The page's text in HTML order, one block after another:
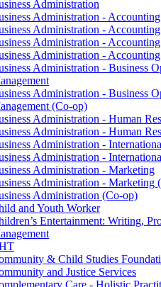
Administration
Administration - Accounting
Administration - Accounting
Administration - Accounting
Administration -
Administration - Business
Administration - Business
(Co-op)
Administration - Human
Administration - Human
Administration -
Administration -
Administration - Marketing
Administration - Marketing
Administration (Co-op)
and Youth Worker
Entertainment: Writing,
& Child Studies
and Justice Services
Care - Holistic